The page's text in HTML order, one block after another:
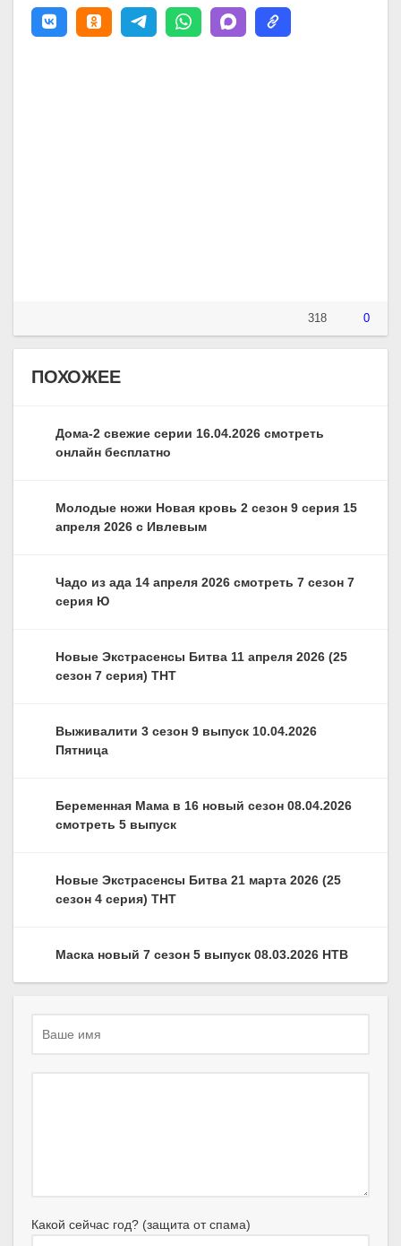
318 0
ПОХОЖЕЕ
Дома-2 свежие серии 16.04.2026 смотреть
онлайн бесплатно
Молодые ножи Новая кровь 2 сезон 9 серия 15
апреля 2026 с Ивлевым
Чадо из ада 14 апреля 2026 смотреть 7 сезон 7
серия Ю
Новые Экстрасенсы Битва 11 апреля 2026 (25
сезон 7 серия) ТНТ
Выживалити 3 сезон 9 выпуск 10.04.2026
Пятница
Беременная Мама в 16 новый сезон 08.04.2026
смотреть 5 выпуск
Новые Экстрасенсы Битва 21 марта 2026 (25
сезон 4 серия) ТНТ
Маска новый 7 сезон 5 выпуск 08.03.2026 НТВ
Какой сейчас год? (защита от спама)